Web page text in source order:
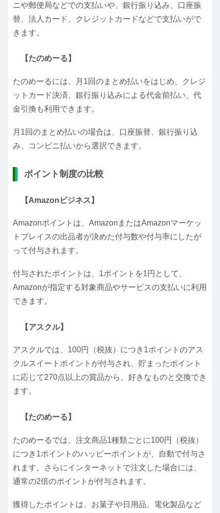
ニや郵便局などでの支払いや、銀行振り込み、口座振
替、法人カード、クレジットカードなどで支払いがで
きます。
【たのめーる】
たのめーるには、月1回のまとめ払いをはじめ、クレジ
ットカード決済、銀行振り込みによる代金前払い、代
金引換も利用できます。
月1回のまとめ払いの場合は、口座振替、銀行振り込
み、コンビニ払いから選択できます。
ポイント制度の比較
【Amazonビジネス】
Amazonポイントは、AmazonまたはAmazonマーケッ
トプレイスの出品者が決めた付与数や付与率にしたが
って付与されます。
付与されたポイントは、1ポイントを1円として、
Amazonが指定する対象商品やサービスの支払いに利用
できます。
【アスクル】
アスクルでは、100円（税抜）につき1ポイントのアス
クルスイートポイントが付与され、貯まったポイント
に応じて270点以上の賞品から、好きなものと交換でき
ます。
【たのめーる】
たのめーるでは、注文商品1種類ごとに100円（税抜）
につき1ポイントのハッピーポイントが、自動で付与さ
れます。さらにインターネットで注文した場合には、
通常の2倍のポイントが付与されます。
獲得したポイントは、お菓子や日用品、電化製品など